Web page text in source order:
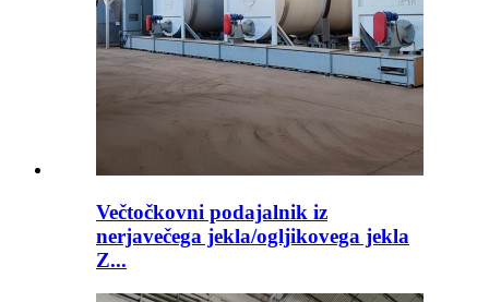
Večtočkovni podajalnik iz
nerjavečega jekla/ogljikovega jekla
Z...